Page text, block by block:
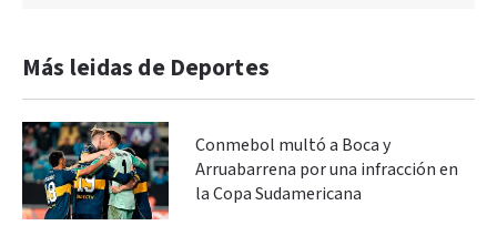
Más leidas de Deportes
Conmebol multó a Boca y
Arruabarrena por una infracción en
la Copa Sudamericana